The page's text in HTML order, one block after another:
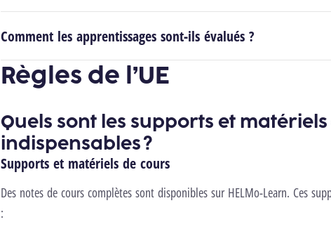
Comment les apprentissages sont-ils évalués ?
Règles de l’UE
Quels sont les supports et
indispensables ?
Supports et matériels de cours
Des notes de cours complètes sont disponibles sur HELMo-Learn. Ces
: